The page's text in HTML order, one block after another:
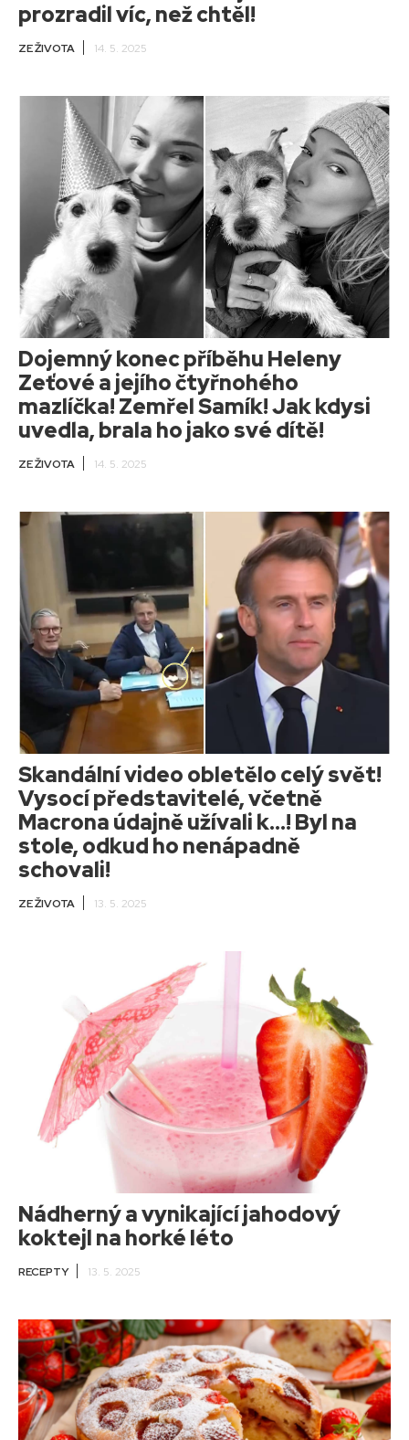
prozradil víc, než chtěl!
ZE ŽIVOTA 14. 5. 2025
Dojemný konec příběhu Heleny
Zeťové a jejího čtyřnohého
mazlíčka! Zemřel Samík! Jak kdysi
uvedla, brala ho jako své dítě!
ZE ŽIVOTA 14. 5. 2025
Skandální video obletělo celý svět!
Vysocí představitelé, včetně
Macrona údajně užívali k…! Byl na
stole, odkud ho nenápadně
schovali!
ZE ŽIVOTA 13. 5. 2025
Nádherný a vynikající jahodový
koktejl na horké léto
RECEPTY 13. 5. 2025